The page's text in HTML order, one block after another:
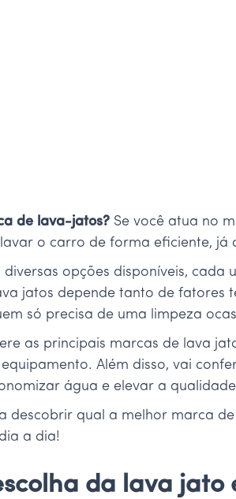
de lava-jatos? Se você atua no
o carro de forma eficiente, já
opções disponíveis,
jatos depende tanto de fatores
só precisa de uma limpeza
as principais marcas de lava
Além disso, vai
água e elevar a
descobrir qual a melhor marca
a dia!
da lava